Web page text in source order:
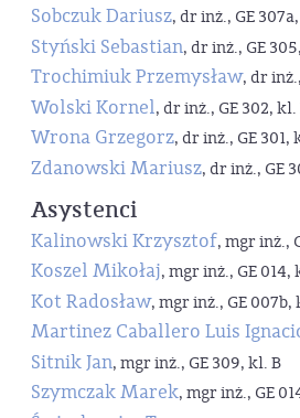
Sobczuk Dariusz, dr inż., GE
Styński Sebastian, dr inż., GE
Trochimiuk Przemysław, dr
Wolski Kornel, dr inż., GE 302, kl.
Wrona Grzegorz, dr inż., GE 301,
Zdanowski Mariusz, dr inż., GE
Asystenci
Kalinowski Krzysztof, mgr inż.,
Koszel Mikołaj, mgr inż., GE 014,
Kot Radosław, mgr inż., GE 007b,
Martinez Caballero Luis
Sitnik Jan, mgr inż., GE 309, kl. B
Szymczak Marek, mgr inż., GE